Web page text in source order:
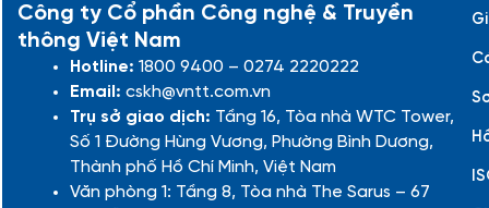
Công ty Cổ phần Công nghệ & Truyền
thông Việt Nam
Hotline: 1800 9400 – 0274 2220222
Email: cskh@vntt.com.vn
Trụ sở giao dịch: Tầng 16, Tòa nhà WTC Tower,
Số 1 Đường Hùng Vương, Phường Bình Dương,
Thành phố Hồ Chí Minh, Việt Nam
Văn phòng 1: Tầng 8, Tòa nhà The Sarus – 67